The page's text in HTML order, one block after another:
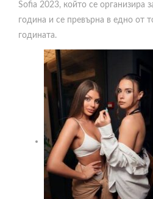
Sofia 2023, който се организира
година и се превърна в едно от
годината.